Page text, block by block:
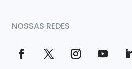
NOSSAS REDES